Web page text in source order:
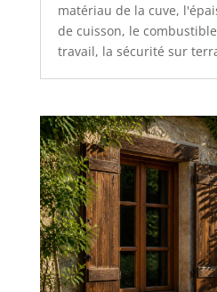
matériau de la cuve,
de cuisson, le
travail, la sécurité sur